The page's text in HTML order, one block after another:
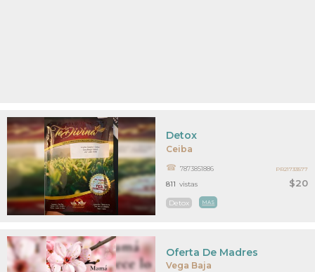
Ceiba
$20
Detox
7873851886
Detox MAS
811 vistas
PR21733577
Vega Baja
Oferta De Madres